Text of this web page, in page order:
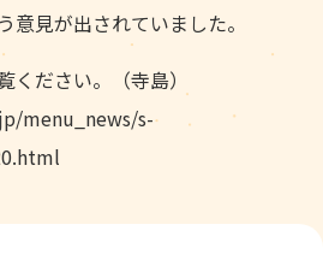
意見が出されていました。
ださい。（寺島）
menu_news/s-